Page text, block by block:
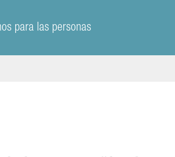
para las personas